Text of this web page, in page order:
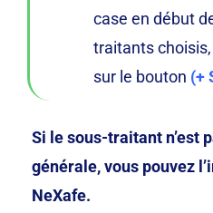
case en début
traitants
sur le bouton (+
Si le sous-traitant n’est
générale, vous pouvez
NeXafe.